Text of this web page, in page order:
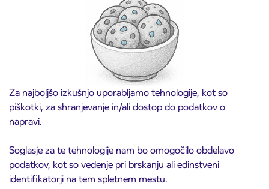
Za najboljšo izkušnjo uporabljamo tehnologije, kot so
piškotki, za shranjevanje in/ali dostop do podatkov o
napravi.
Soglasje za te tehnologije nam bo omogočilo obdelavo
podatkov, kot so vedenje pri brskanju ali edinstveni
identifikatorji na tem spletnem mestu.
Zaradi zapore ceste spremembe avtobusnih
linij pri Bohinjski Beli
LjubljanaRadovljica